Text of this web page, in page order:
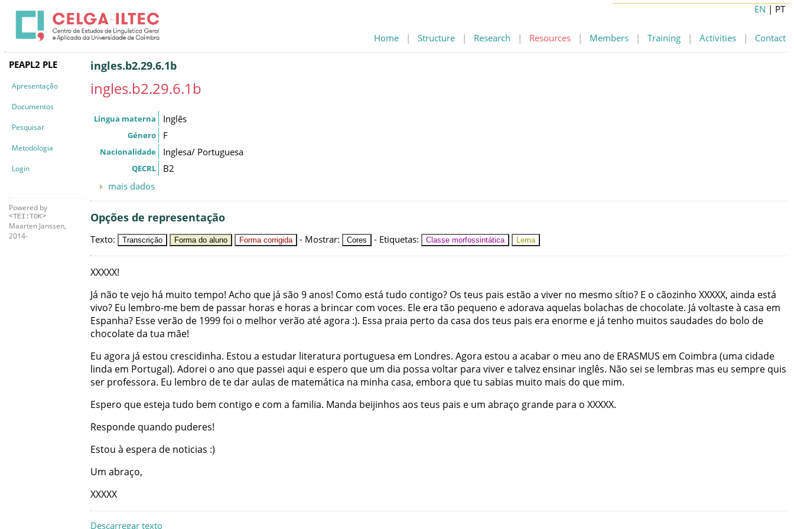
Home | Structure | Research | Resources | Members | Training | Activities | Contact
EN | PT
PEAPL2 PLE
Apresentação
Documentos
Pesquisar
Metodologia
Login
Powered by
<TEI:TOK>
Maarten Janssen,
2014-
ingles.b2.29.6.1b
ingles.b2.29.6.1b
Língua materna Inglês
Género F
Nacionalidade Inglesa/ Portuguesa
QECRL
B2
mais dados
Opções de representação
Texto: Transcrição Forma do aluno Forma corrigida - Mostrar: Cores - Etiquetas: Classe morfossintática Lema
XXXXX!
Já não tevejo há muito tempo! Acho que já são 9anos! Como está tudo contigo? Os teus pais estão a viver no mesmo sítio? E o cãozinho XXXXX, ainda está
vivo? Eu lembro-me bem de passar horas e horas a brincar com voces. Ele era tão pequeno eadorava aquelas bolachas de chocolate. Já voltasteà casa em
Espanha? Esseverão de 1999foi o melhorverão atéagora :). Essa praia perto da casa dos teus pais era enorme e já tenho muitos saudades do bolo de
chocolate da tua mãe!
Eu agora já estou crescidinha. Estou a estudar literatura portuguesa em Londres. Agora estou a acabar o meu ano de ERASMUS em Coimbra (uma cidade
linda em Portugal). Adorei o ano que passei aqui e espero que um dia possa voltar para viver etalvez ensinar inglês. Não sei se lembras mas eu sempre quis
ser professora. Eu lembro dete daraulas de matemática na minha casa, embora quetu sabias muito mais do que mim.
Espero que esteja tudo bem contigo e com a familia. Manda beijinhos aos teus pais e um abraço grande para o XXXXX.
Responde quando puderes!
Estou à espera de noticias :)
Um abraço,
XXXXX
Descarregar texto